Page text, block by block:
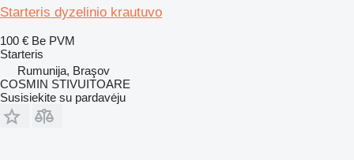
Starteris dyzelinio krautuvo
100 € Be PVM
Starteris
Rumunija, Braşov
COSMIN STIVUITOARE
Susisiekite su pardavėju